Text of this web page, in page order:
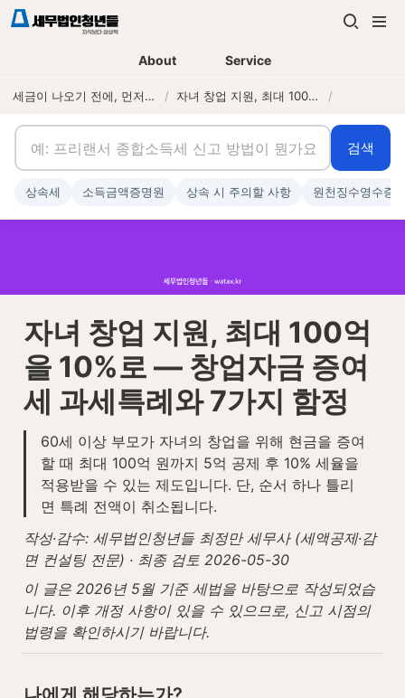
About Service
세금이 나오기 전에, 먼저 연락하는 세무법인 / 자녀 창업 지원, 최대 100억을 10%로 — 창업자금 증여세 과세특례와 7가지 함정 /
자녀 창업 지원, 최대 100억
을 10%로 — 창업자금 증여
세 과세특례와 7가지 함정
60세 이상 부모가 자녀의 창업을 위해 현금을 증여
할 때 최대 100억 원까지 5억 공제 후 10% 세율을
적용받을 수 있는 제도입니다. 단, 순서 하나 틀리
면 특례 전액이 취소됩니다.
작성·감수: 세무법인청년들 최정만 세무사 (세액공제·감
면 컨설팅 전문) · 최종 검토 2026-05-30
이 글은 2026년 5월 기준 세법을 바탕으로 작성되었습
니다. 이후 개정 사항이 있을 수 있으므로, 신고 시점의
법령을 확인하시기 바랍니다.
검색
상속세 소득금액증명원 상속 시 주의할 사항 원천징수영수증